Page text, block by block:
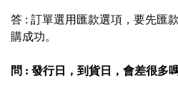
答 : 訂單選用匯款選項 ， 要先匯
購成功。
問 : 發行日，到貨日，會差很多